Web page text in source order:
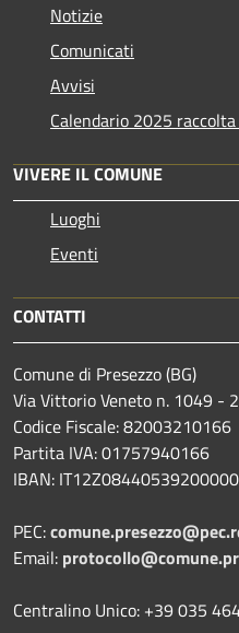
Notizie
Comunicati
Avvisi
Calendario 2025
VIVERE IL COMUNE
Luoghi
Eventi
CONTATTI
Comune di Presezzo (BG)
Via Vittorio Veneto n. 1049 -
Codice Fiscale: 82003210166
Partita IVA: 01757940166
IBAN:
PEC:
Email:
Centralino Unico: +39 035